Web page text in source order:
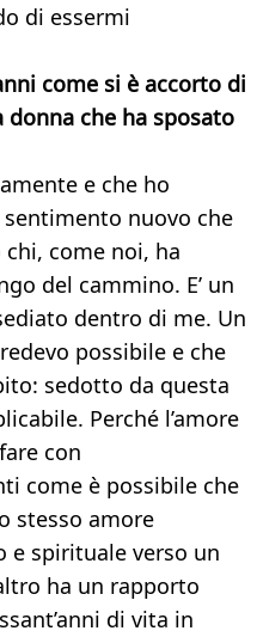
di essermi
come si è accorto di
donna che ha sposato
e che ho
nuovo che
chi, come noi, ha
del cammino. E’ un
dentro di me. Un
possibile e che
sedotto da questa
Perché l’amore
con
come è possibile che
stesso amore
e spirituale verso un
ha un rapporto
di vita in